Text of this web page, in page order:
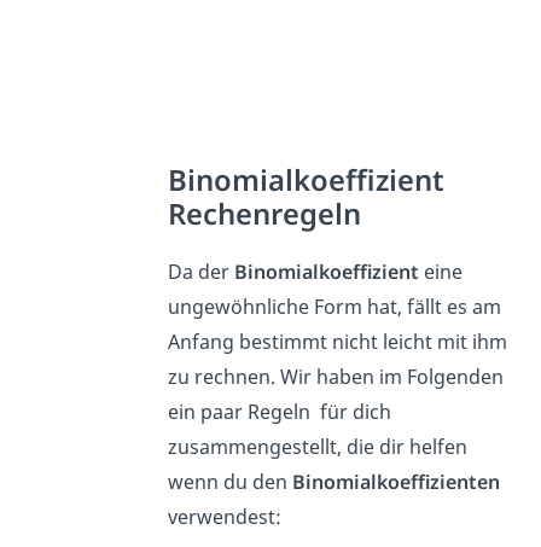
Binomialkoeffizient
Rechenregeln
Da der Binomialkoeffizient eine
ungewöhnliche Form hat, fällt es am
Anfang bestimmt nicht leicht mit ihm
zu rechnen. Wir haben im Folgenden
ein paar Regeln für dich
zusammengestellt, die dir helfen
wenn du den Binomialkoeffizienten
verwendest: